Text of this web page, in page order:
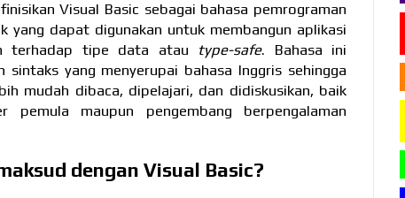
Visual Basic sebagai bahasa pemrograman
yang dapat digunakan untuk membangun aplikasi
terhadap tipe data atau type-safe. Bahasa ini
sintaks yang menyerupai bahasa Inggris sehingga
mudah dibaca, dipelajari, dan didiskusikan, baik
pemula maupun pengembang berpengalaman
dengan Visual Basic?